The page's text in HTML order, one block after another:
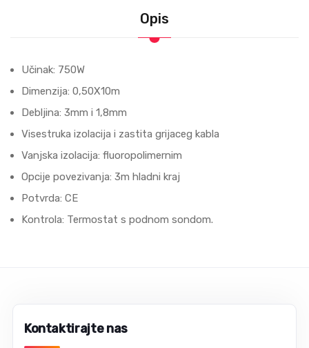
Opis
Učinak: 750W
Dimenziјa: 0,50X10m
Debljina: 3mm i 1,8mm
Visestruka izolacija i zastita grijaceg kabla
Vanjska izolaciјa: fluoropolimernim
Opciјe povezivanja: 3m hladni kraј
Potvrda: CE
Kontrola: Termostat s podnom sondom.
Kontaktirajte nas